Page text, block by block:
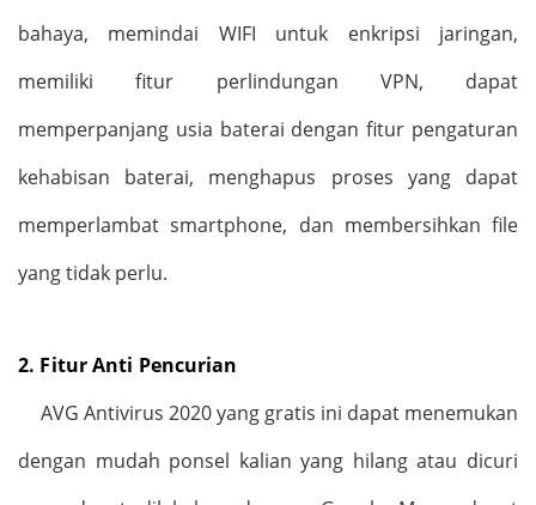
bahaya, memindai WIFI untuk enkripsi jaringan,
memiliki fitur perlindungan VPN, dapat
memperpanjang usia baterai dengan fitur pengaturan
kehabisan baterai, menghapus proses yang dapat
memperlambat smartphone, dan membersihkan file
yang tidak perlu.
2. Fitur Anti Pencurian
AVG Antivirus 2020 yang gratis ini dapat menemukan
dengan mudah ponsel kalian yang hilang atau dicuri